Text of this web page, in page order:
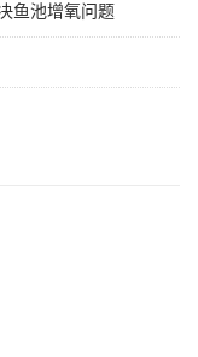
鱼池增氧问题